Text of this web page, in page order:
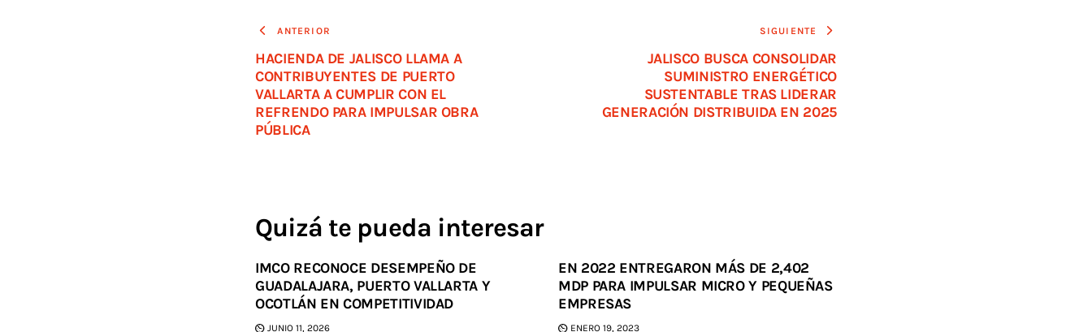
ANTERIOR
HACIENDA DE JALISCO LLAMA A
CONTRIBUYENTES DE PUERTO
VALLARTA A CUMPLIR CON EL
REFRENDO PARA IMPULSAR OBRA
PÚBLICA
SIGUIENTE
JALISCO BUSCA CONSOLIDAR
SUMINISTRO ENERGÉTICO
SUSTENTABLE TRAS LIDERAR
GENERACIÓN DISTRIBUIDA EN 2025
Quizá te pueda interesar
IMCO RECONOCE DESEMPEÑO DE
GUADALAJARA, PUERTO VALLARTA Y
OCOTLÁN EN COMPETITIVIDAD
JUNIO 11, 2026
EN 2022 ENTREGARON MÁS DE 2,402
MDP PARA IMPULSAR MICRO Y PEQUEÑAS
EMPRESAS
ENERO 19, 2023